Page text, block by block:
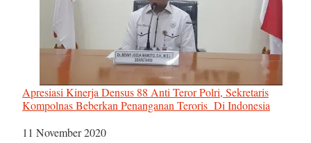
Apresiasi Kinerja Densus 88 Anti Teror Polri, Sekretaris
Kompolnas Beberkan Penanganan Teroris Di Indonesia
Tanggal
11 November 2020